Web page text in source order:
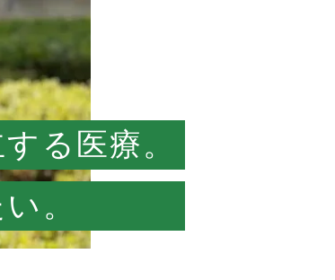
る医療。
。